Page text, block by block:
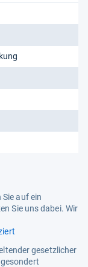
auf ein
Sie uns dabei. Wir
gesetzlicher